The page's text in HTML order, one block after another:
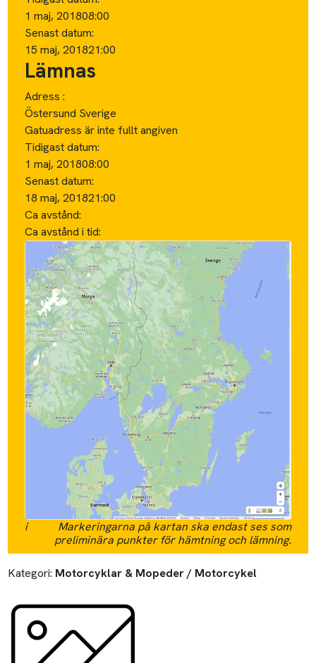
1 maj, 201808:00
Senast datum:
15 maj, 201821:00
Lämnas
Adress :
Östersund Sverige
Gatuadress är inte fullt angiven
Tidigast datum:
1 maj, 201808:00
Senast datum:
18 maj, 201821:00
Ca avstånd:
Ca avstånd i tid:
i
Markeringarna på kartan ska endast ses som
preliminära punkter för hämtning och lämning.
Kategori: Motorcyklar & Mopeder / Motorcykel